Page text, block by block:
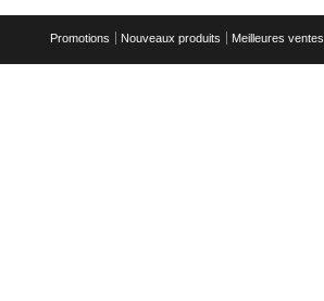
Promotions Nouveaux produits Meilleures ventes